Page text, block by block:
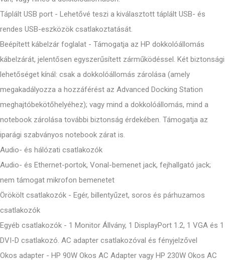
Táplált USB port - Lehetővé teszi a kiválasztott táplált USB- és
rendes USB-eszközök csatlakoztatását.
Beépített kábelzár foglalat - Támogatja az HP dokkolóállomás
kábelzárát, jelentősen egyszerűsített zárműködéssel. Két biztonsági
lehetőséget kínál: csak a dokkolóállomás zárolása (amely
megakadályozza a hozzáférést az Advanced Docking Station
meghajtóbekötőhelyéhez); vagy mind a dokkolóállomás, mind a
notebook zárolása további biztonság érdekében. Támogatja az
iparági szabványos notebook zárat is.
Audio- és hálózati csatlakozók
Audio- és Ethernet-portok, Vonal-bemenet jack, fejhallgató jack;
nem támogat mikrofon bemenetet
Örökölt csatlakozók - Egér, billentyűzet, soros és párhuzamos
csatlakozók
Egyéb csatlakozók - 1 Monitor Állvány, 1 DisplayPort 1.2, 1 VGA és 1
DVI-D csatlakozó. AC adapter csatlakozóval és fényjelzővel
Okos adapter - HP 90W Okos AC Adapter vagy HP 230W Okos AC